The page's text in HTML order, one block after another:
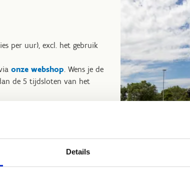
Details
per uur), excl. het gebruik
onze webshop. Wens je de
de 5 tijdsloten van het
je een correct e-mailadres
piste opnieuw te sluiten.
toegestaan.